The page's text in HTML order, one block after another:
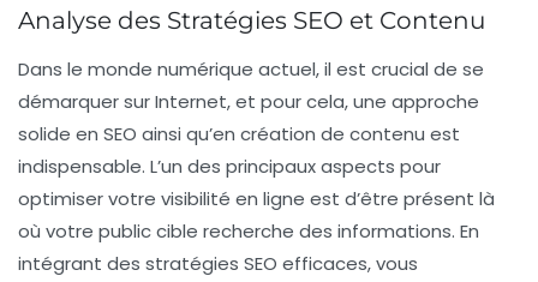
Analyse des Stratégies SEO et Contenu
Dans le monde numérique actuel, il est crucial de se
démarquer sur Internet, et pour cela, une approche
solide en SEO ainsi qu’en création de contenu est
indispensable. L’un des principaux aspects pour
optimiser votre visibilité en ligne est d’être présent là
où votre public cible recherche des informations. En
intégrant des stratégies SEO efficaces, vous